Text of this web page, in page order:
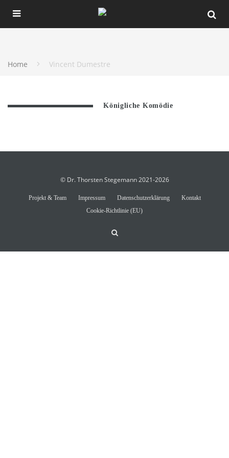
Home Vincent Dumestre
Königliche Komödie
© Dr. Thorsten Stegemann 2021-2026
Projekt & Team Impressum Datenschutzerklärung
Kontakt
Cookie-Richtlinie (EU)